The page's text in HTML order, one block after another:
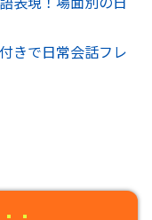
きで日常会話フレ